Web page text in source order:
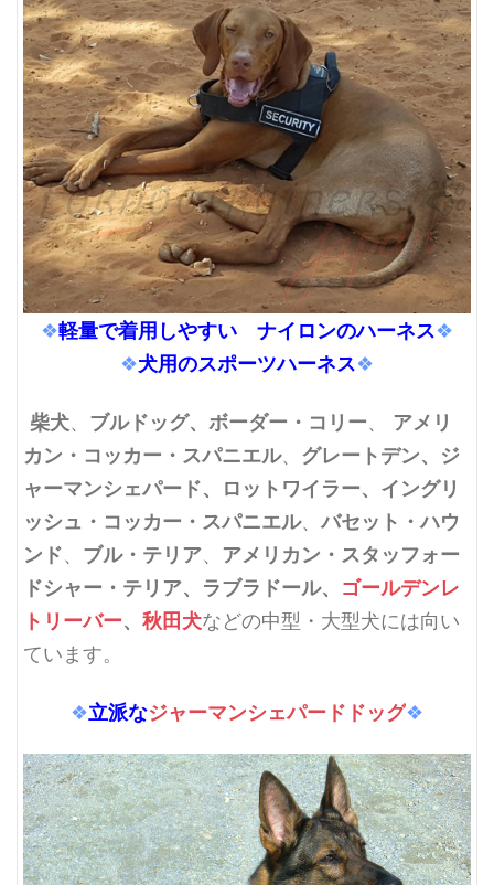
❖軽量で着用しやすい ナイロンのハーネス❖
❖犬用のスポーツハーネス❖
柴犬、 ブルドッグ、ボーダー・コリー、
アメリ
カン・コッカー・スパニエル、 グレートデン、ジ
ャーマンシェパード、ロットワイラー、イングリ
ッシュ・コッカー・スパニエル、バセット・ハウ
ンド、 ブル・テリア、 アメリカン・スタッフォー
ドシャー・テリア、ラブラドール、 ゴールデンレ
トリーバー、 秋田犬などの中型・大型犬には向い
ています。
❖立派なジャーマンシェパードドッグ❖